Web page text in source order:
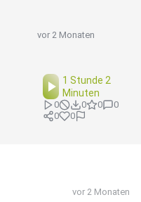
vor 2 Monaten
1 Stunde 2
Minuten
0 0 0
0
0
0
vor 2 Monaten